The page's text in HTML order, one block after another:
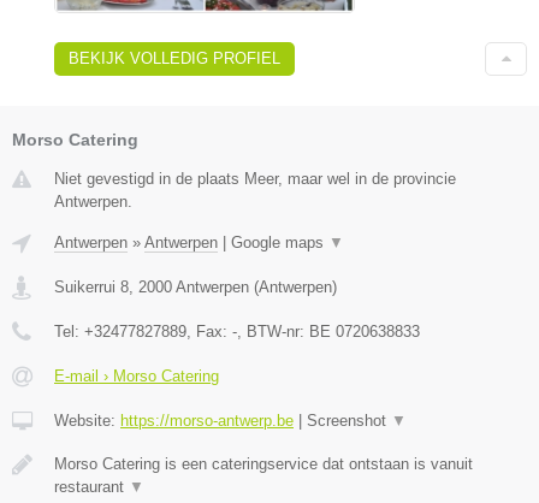
BEKIJK VOLLEDIG PROFIEL
Morso Catering
Niet gevestigd in de plaats Meer, maar wel in de provincie
Antwerpen.
Antwerpen » Antwerpen Google maps ▼
Suikerrui 8, 2000 Antwerpen (Antwerpen)
Tel: +32477827889, Fax: -, BTW-nr: BE 0720638833
E-mail › Morso Catering
Website: https://morso-antwerp.be Screenshot ▼
Morso Catering is een cateringservice dat ontstaan is vanuit
restaurant ▼